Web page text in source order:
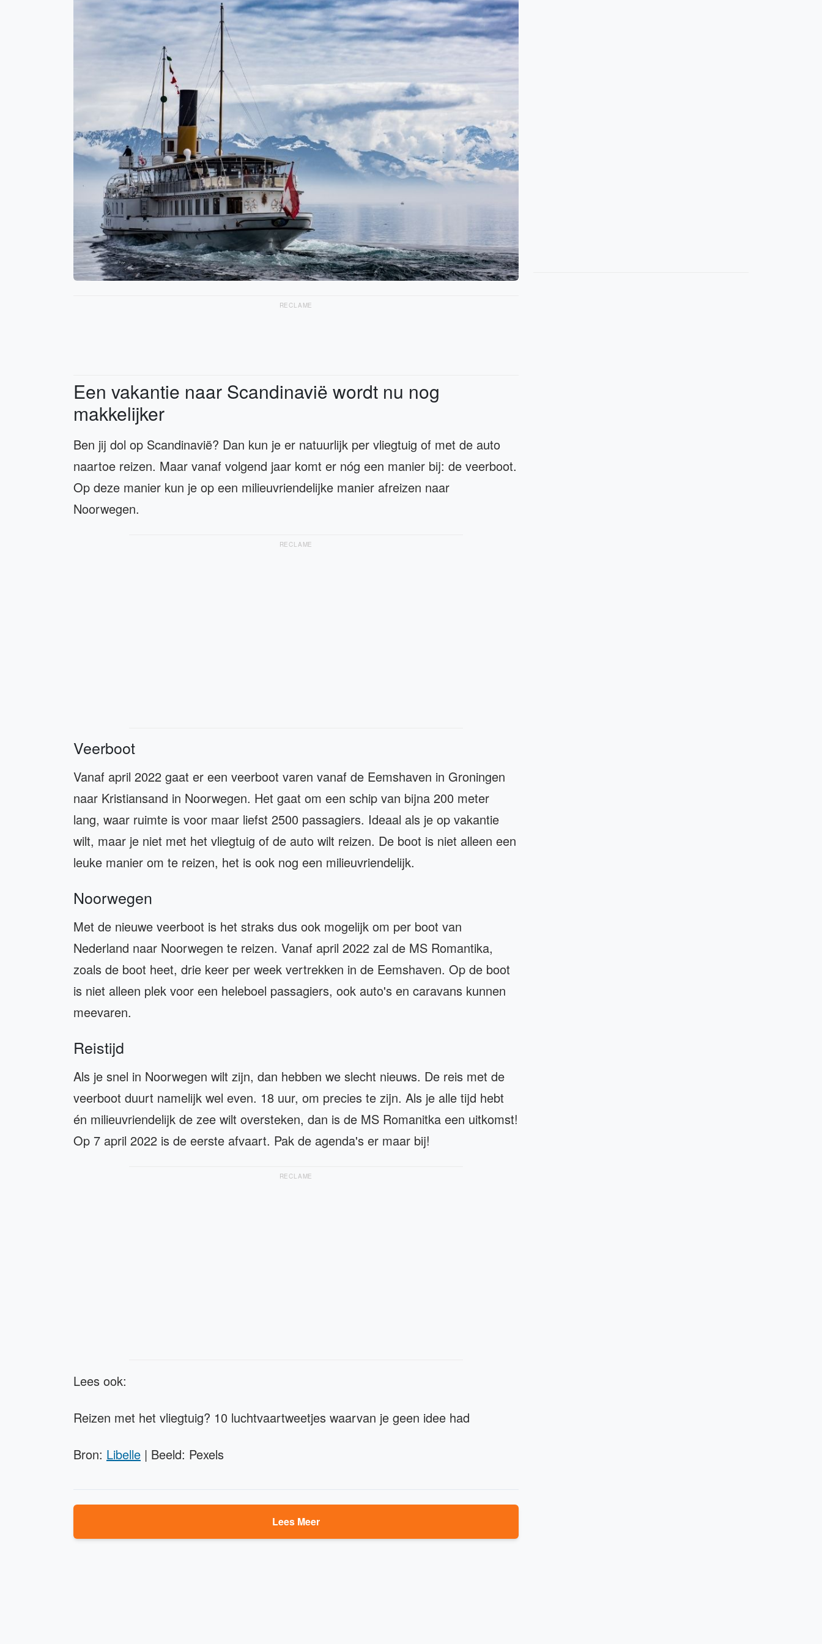
RECLAME
Een vakantie naar Scandinavië wordt nu nog
makkelijker
Ben jij dol op Scandinavië? Dan kun je er natuurlijk per vliegtuig of met de auto
naartoe reizen. Maar vanaf volgend jaar komt er nóg een manier bij: de veerboot.
Op deze manier kun je op een milieuvriendelijke manier afreizen naar
Noorwegen.
RECLAME
Veerboot
Vanaf april 2022 gaat er een veerboot varen vanaf de Eemshaven in Groningen
naar Kristiansand in Noorwegen. Het gaat om een schip van bijna 200 meter
lang, waar ruimte is voor maar liefst 2500 passagiers. Ideaal als je op vakantie
wilt, maar je niet met het vliegtuig of de auto wilt reizen. De boot is niet alleen een
leuke manier om te reizen, het is ook nog een milieuvriendelijk.
Noorwegen
Met de nieuwe veerboot is het straks dus ook mogelijk om per boot van
Nederland naar Noorwegen te reizen. Vanaf april 2022 zal de MS Romantika,
zoals de boot heet, drie keer per week vertrekken in de Eemshaven. Op de boot
is niet alleen plek voor een heleboel passagiers, ook auto's en caravans kunnen
meevaren.
Reistijd
Als je snel in Noorwegen wilt zijn, dan hebben we slecht nieuws. De reis met de
veerboot duurt namelijk wel even. 18 uur, om precies te zijn. Als je alle tijd hebt
én milieuvriendelijk de zee wilt oversteken, dan is de MS Romanitka een uitkomst!
Op 7 april 2022 is de eerste afvaart. Pak de agenda's er maar bij!
RECLAME
Lees ook:
Reizen met het vliegtuig? 10 luchtvaartweetjes waarvan je geen idee had
Bron: Libelle | Beeld: Pexels
Lees Meer